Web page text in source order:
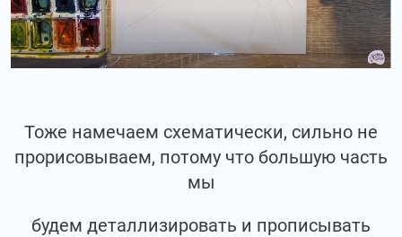
Тоже намечаем схематически, сильно не
прорисовываем, потому что большую часть
мы
будем деталлизировать и прописывать